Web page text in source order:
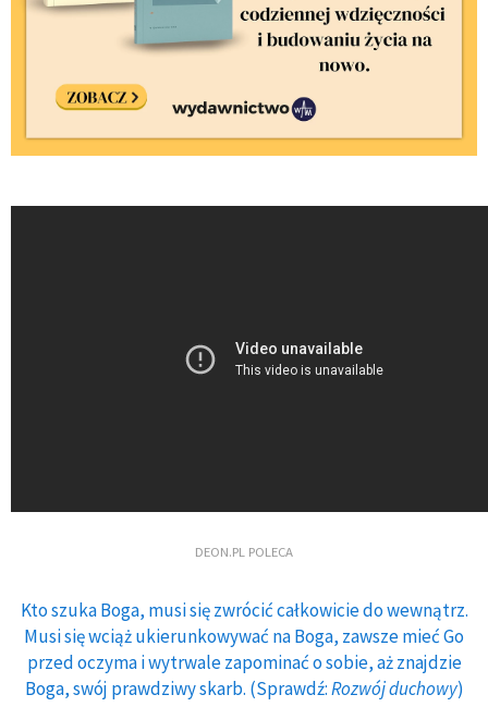
DEON.PL POLECA
Kto szuka Boga, musi się zwrócić całkowicie do wewnątrz.
Musi się wciąż ukierunkowywać na Boga, zawsze mieć Go
przed oczyma i wytrwale zapominać o sobie, aż znajdzie
Boga, swój prawdziwy skarb. (Sprawdź:Rozwój duchowy)